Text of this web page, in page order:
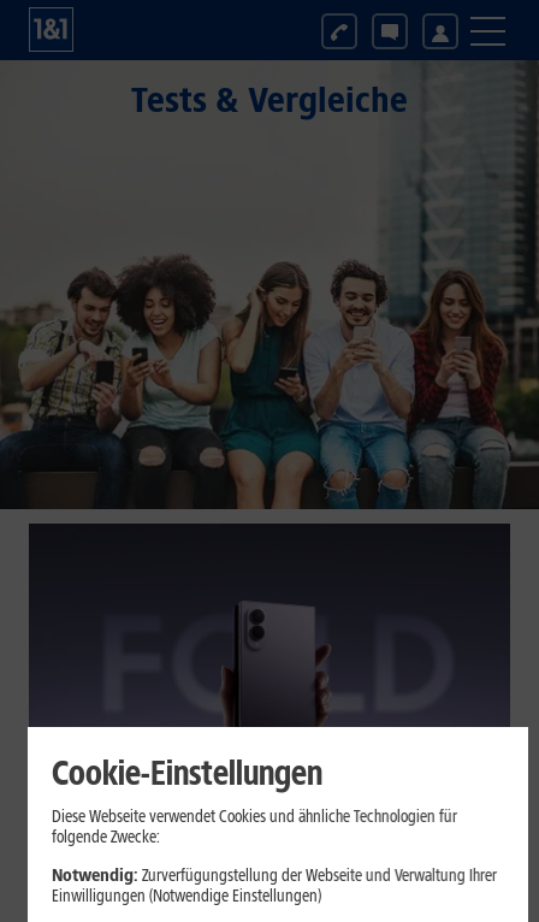
Tests & Vergleiche
Tests & Vergleiche
Galaxy Z Fold7 oder Fold8: Was
sich beim neuen Foldable geändert
Cookie-Einstellungen
Diese Webseite verwendet Cookies und ähnliche Technologien für
folgende Zwecke:
Notwendig: Zurverfügungstellung der Webseite und Verwaltung Ihrer
Einwilligungen (Notwendige Einstellungen)